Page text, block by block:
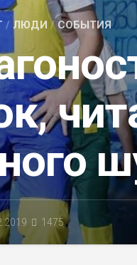
/ ЛЮДИ /СОБЫТИЯ
1475